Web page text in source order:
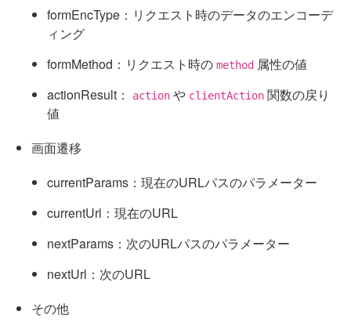
formEncType：リクエスト時のデータのエンコーデ
ィング
formMethod：リクエスト時の method 属性の値
actionResult：
action や clientAction 関数の戻り
値
画面遷移
currentParams：現在のURLパスのパラメーター
currentUrl：現在のURL
nextParams：次のURLパスのパラメーター
nextUrl：次のURL
その他